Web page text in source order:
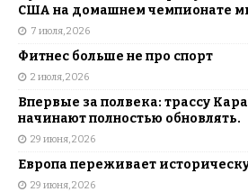
США на домашнем чемпионате
7 июля, 2026
Фитнес больше не про спорт
2 июля, 2026
Впервые за полвека: трассу
начинают полностью обновлять.
29 июня, 2026
Европа переживает
29 июня, 2026